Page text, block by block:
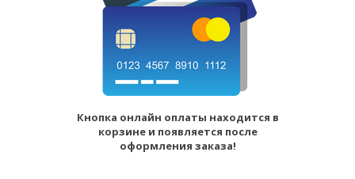
Кнопка онлайн оплаты находится в
корзине и появляется после
оформления заказа!